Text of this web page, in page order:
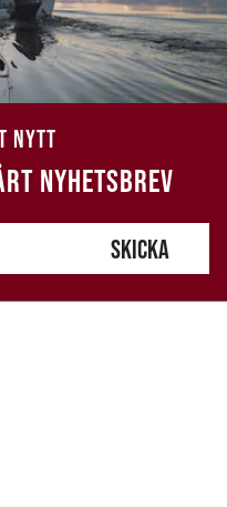
NYTT
NYHETSBREV
SKICKA